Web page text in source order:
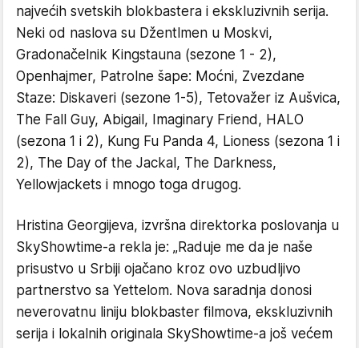
najvećih svetskih blokbastera i ekskluzivnih serija.
Neki od naslova su Džentlmen u Moskvi,
Gradonačelnik Kingstauna (sezone 1 - 2),
Openhajmer, Patrolne šape: Moćni, Zvezdane
Staze: Diskaveri (sezone 1-5), Tetovažer iz Aušvica,
The Fall Guy, Abigail, Imaginary Friend, HALO
(sezona 1 i 2), Kung Fu Panda 4, Lioness (sezona 1 i
2), The Day of the Jackal, The Darkness,
Yellowjackets i mnogo toga drugog.
Hristina Georgijeva, izvršna direktorka poslovanja u
SkyShowtime-a rekla je: „Raduje me da je naše
prisustvo u Srbiji ojačano kroz ovo uzbudljivo
partnerstvo sa Yettelom. Nova saradnja donosi
neverovatnu liniju blokbaster filmova, ekskluzivnih
serija i lokalnih originala SkyShowtime-a još većem